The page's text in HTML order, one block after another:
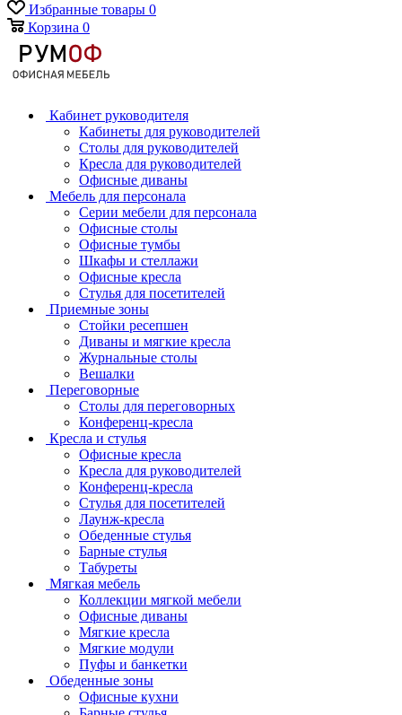
Избранные товары 0
Корзина 0
Кабинет руководителя
Кабинеты для руководителей
Столы для руководителей
Кресла для руководителей
Офисные диваны
Мебель для персонала
Серии мебели для персонала
Офисные столы
Офисные тумбы
Шкафы и стеллажи
Офисные кресла
Стулья для посетителей
Приемные зоны
Стойки ресепшен
Диваны и мягкие кресла
Журнальные столы
Вешалки
Переговорные
Столы для переговорных
Конференц-кресла
Кресла и стулья
Офисные кресла
Кресла для руководителей
Конференц-кресла
Стулья для посетителей
Лаунж-кресла
Обеденные стулья
Барные стулья
Табуреты
Мягкая мебель
Коллекции мягкой мебели
Офисные диваны
Мягкие кресла
Мягкие модули
Пуфы и банкетки
Обеденные зоны
Офисные кухни